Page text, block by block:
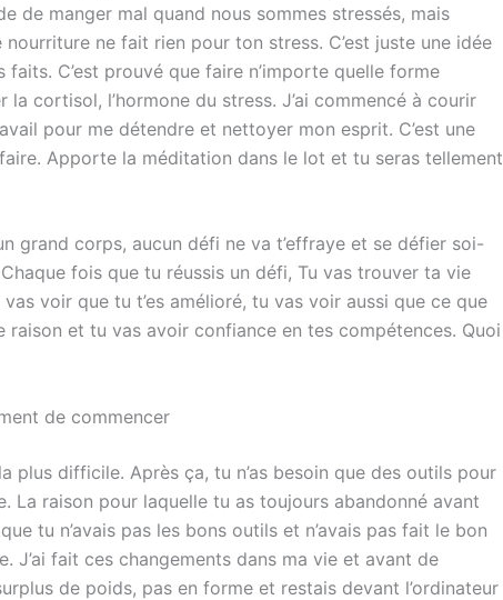
de manger mal quand nous sommes stressés, mais
nourriture ne fait rien pour ton stress. C’est juste une idée
faits. C’est prouvé que faire n’importe quelle forme
la cortisol, l’hormone du stress. J’ai commencé à courir
pour me détendre et nettoyer mon esprit. C’est une
Apporte la méditation dans le lot et tu seras tellement
grand corps, aucun défi ne va t’effraye et se défier soi-
fois que tu réussis un défi, Tu vas trouver ta vie
voir que tu t’es amélioré, tu vas voir aussi que ce que
et tu vas avoir confiance en tes compétences. Quoi
de commencer
plus difficile. Après ça, tu n’as besoin que des outils pour
La raison pour laquelle tu as toujours abandonné avant
tu n’avais pas les bons outils et n’avais pas fait le bon
J’ai fait ces changements dans ma vie et avant de
de poids, pas en forme et restais devant l’ordinateur